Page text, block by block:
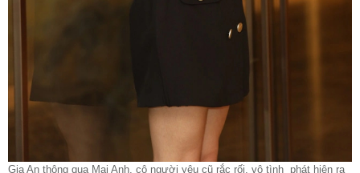
Gia An thông qua Mai Anh, cô người yêu cũ rắc rối, vô tình phát hiện ra